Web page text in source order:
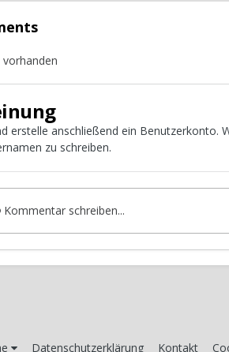
erstelle anschließend ein Benutzerkonto.
zu schreiben.
Kommentar schreiben...
Datenschutzerklärung Kontakt